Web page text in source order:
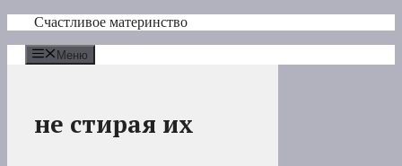
Перейти
содержимому
Счастливое материнство
Меню
не стирая их